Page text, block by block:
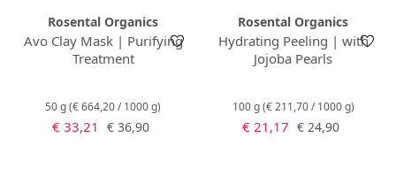
Rosental Organics
Avo Clay Mask | Purifying
Treatment
50 g(€ 664,20 / 1000 g)
Verkaufspreis:
€ 33,21 Regulärer Preis:
€ 36,90
Rosental Organics
Hydrating Peeling | with
Jojoba Pearls
100 g(€ 211,70 / 1000 g)
Verkaufspreis:
€ 21,17 Regulärer Preis:
€ 24,90